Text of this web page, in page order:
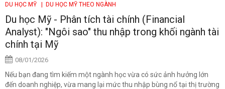
DU HỌC MỸ | DU HỌC MỸ THEO NGÀNH
Du học Mỹ - Phân tích tài chính (Financial
Analyst): "Ngôi sao" thu nhập trong khối ngành tài
chính tại Mỹ
08/01/2026
Nếu bạn đang tìm kiếm một ngành học vừa có sức ảnh hưởng lớn
đến doanh nghiệp, vừa mang lại mức thu nhập bùng nổ tại thị trường